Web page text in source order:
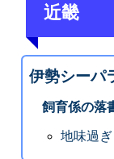
近畿
伊勢シーパ
飼育係の落
地味過